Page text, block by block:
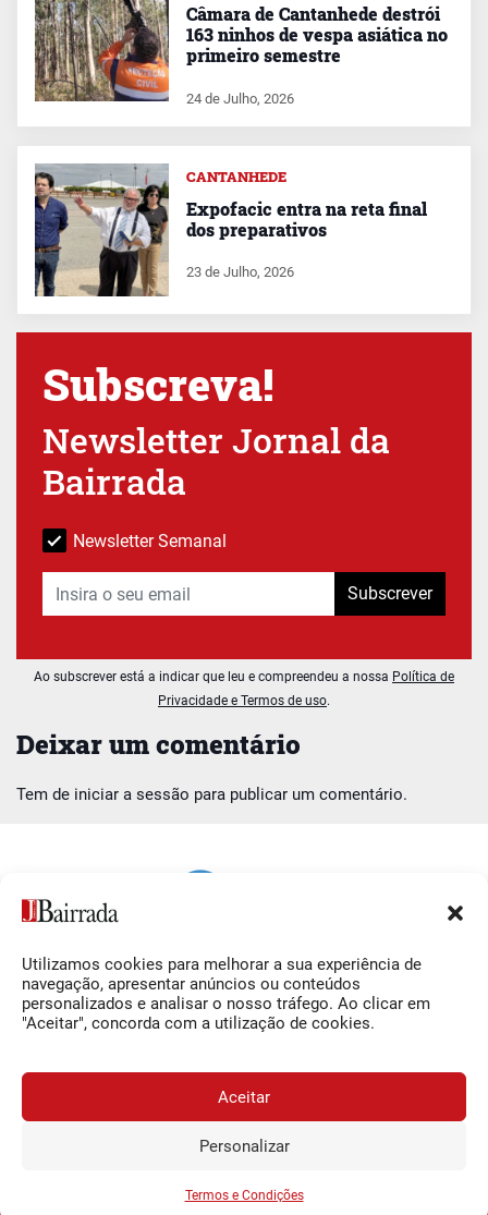
Utilizamos cookies para melhorar a sua experiência de
navegação, apresentar anúncios ou conteúdos
personalizados e analisar o nosso tráfego. Ao clicar em
"Aceitar", concorda com a utilização de cookies.
Aceitar
Personalizar
Termos e Condições
Deixar um comentário
Tem de iniciar a sessão para publicar um comentário.
Câmara de Cantanhede destrói
163 ninhos de vespa asiática no
primeiro semestre
24 de Julho, 2026
CANTANHEDE
Expofacic entra na reta final
dos preparativos
23 de Julho, 2026
Subscreva!
Newsletter Jornal da
Bairrada
Newsletter Semanal
Subscrever
Ao subscrever está a indicar que leu e compreendeu a nossa Política de
Privacidade e Termos de uso.
0,34€/semana
Siga-nos
Facebook
O Jornal da Bairrada
Contactos
Termos e Condições
© 2026 Jornal da Bairrada